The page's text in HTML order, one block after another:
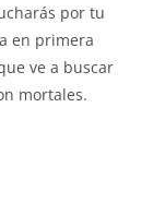
por tu
en primera
ve a buscar
mortales.